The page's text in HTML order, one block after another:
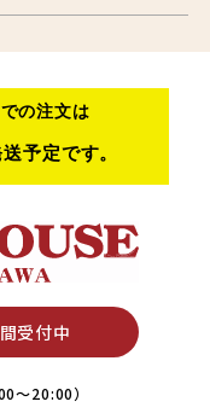
受付中
〜20:00）